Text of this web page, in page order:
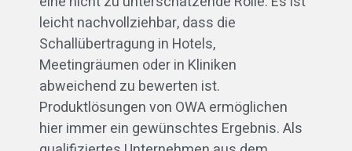
leicht nachvollziehbar, dass die
Schallübertragung in Hotels,
Meetingräumen oder in Kliniken
abweichend zu bewerten ist.
Produktlösungen von OWA ermöglichen
hier immer ein gewünschtes Ergebnis. Als